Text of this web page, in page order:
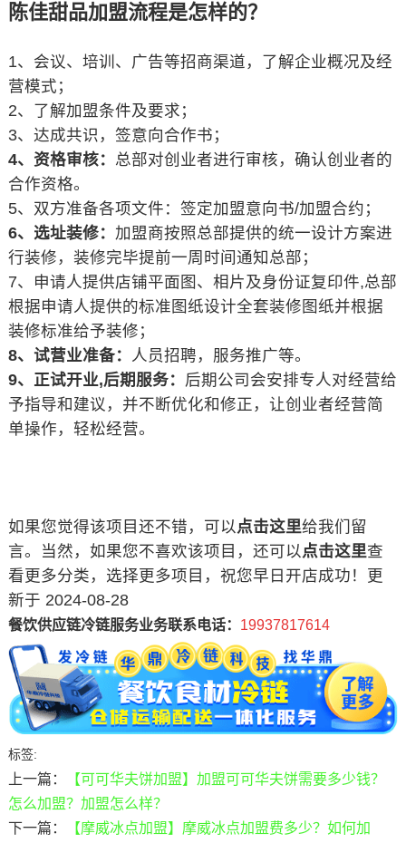
陈佳甜品加盟流程是怎样的？
1、会议、培训、广告等招商渠道，了解企业概况及经
营模式；
2、了解加盟条件及要求；
3、达成共识，签意向合作书；
4、资格审核： 总部对创业者进行审核，确认创业者的
合作资格。
5、双方准备各项文件：签定加盟意向书/加盟合约；
6、选址装修： 加盟商按照总部提供的统一设计方案进
行装修，装修完毕提前一周时间通知总部；
7、申请人提供店铺平面图、相片及身份证复印件,总部
根据申请人提供的标准图纸设计全套装修图纸并根据
装修标准给予装修；
8、试营业准备： 人员招聘，服务推广等。
9、正试开业,后期服务： 后期公司会安排专人对经营给
予指导和建议，并不断优化和修正，让创业者经营简
单操作，轻松经营。
如果您觉得该项目还不错，可以点击这里给我们留
言。当然，如果您不喜欢该项目，还可以点击这里查
看更多分类，选择更多项目，祝您早日开店成功！更
新于 2024-08-28
餐饮供应链冷链服务业务联系电话： 19937817614
标签:
上一篇：
【可可华夫饼加盟】加盟可可华夫饼需要多少钱？
怎么加盟？加盟怎么样？
下一篇：
【摩威冰点加盟】摩威冰点加盟费多少？如何加